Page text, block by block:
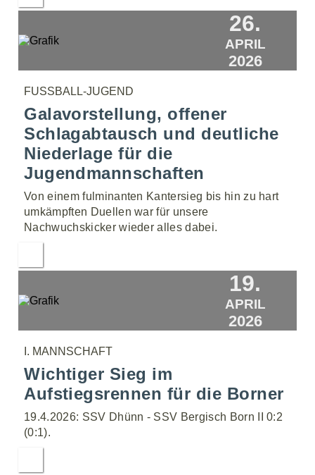
26.
APRIL
2026
FUSSBALL-JUGEND
Galavorstellung, offener
Schlagabtausch und deutliche
Niederlage für die
Jugendmannschaften
Von einem fulminanten Kantersieg bis hin zu hart
umkämpften Duellen war für unsere
Nachwuchskicker wieder alles dabei.
19.
APRIL
2026
I. MANNSCHAFT
Wichtiger Sieg im
Aufstiegsrennen für die Borner
19.4.2026: SSV Dhünn - SSV Bergisch Born II 0:2
(0:1).